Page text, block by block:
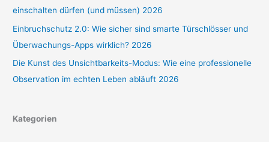
einschalten dürfen (und müssen) 2026
Einbruchschutz 2.0: Wie sicher sind smarte Türschlösser und
Überwachungs-Apps wirklich? 2026
Die Kunst des Unsichtbarkeits-Modus: Wie eine professionelle
Observation im echten Leben abläuft 2026
Kategorien